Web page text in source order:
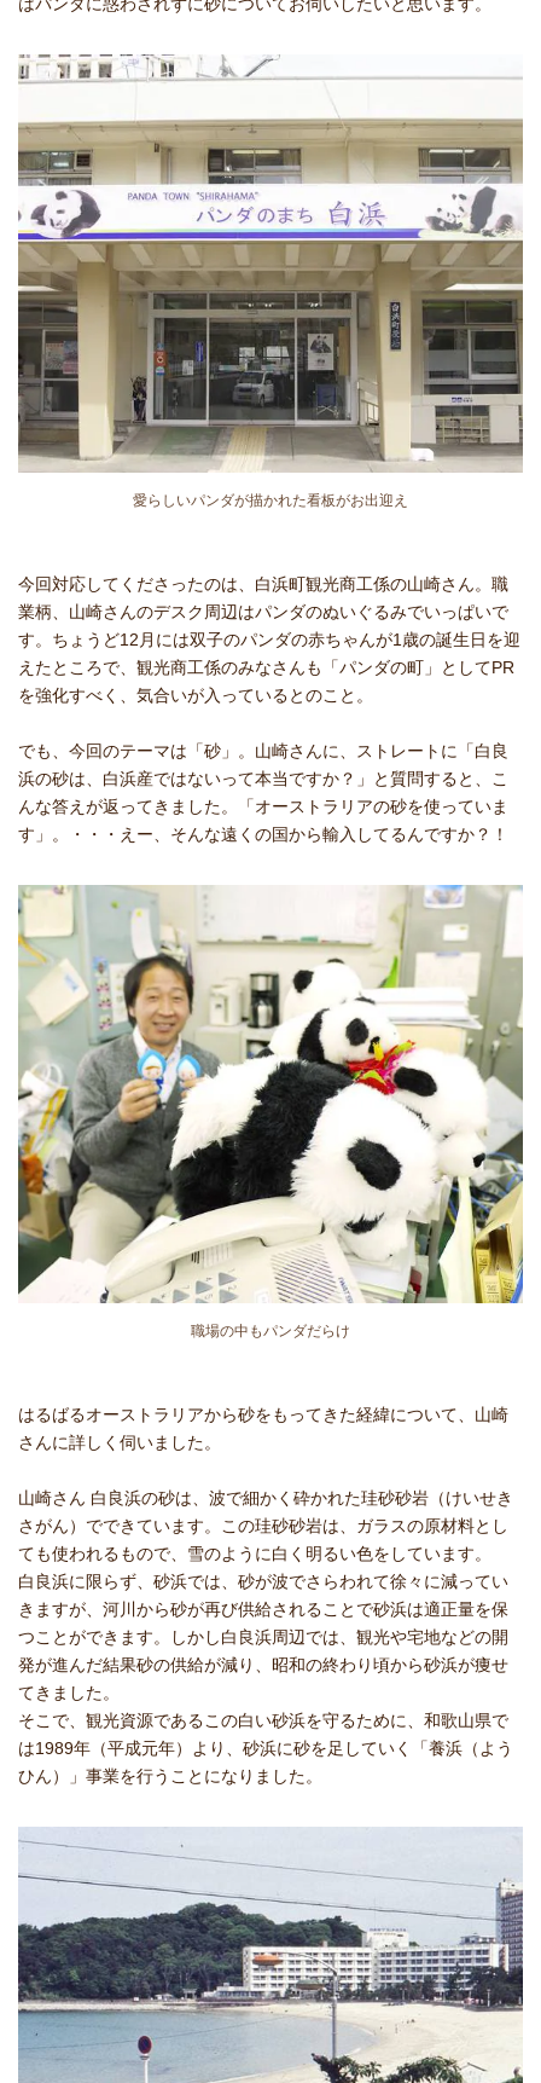
はパンダに惑わされずに砂についてお伺いしたいと思います。
愛らしいパンダが描かれた看板がお出迎え
今回対応してくださったのは、白浜町観光商工係の山崎さん。職
業柄、山崎さんのデスク周辺はパンダのぬいぐるみでいっぱいで
す。ちょうど12月には双子のパンダの赤ちゃんが1歳の誕生日を迎
えたところで、観光商工係のみなさんも「パンダの町」としてPR
を強化すべく、気合いが入っているとのこと。
でも、今回のテーマは「砂」。山崎さんに、ストレートに「白良
浜の砂は、白浜産ではないって本当ですか？」と質問すると、こ
んな答えが返ってきました。「オーストラリアの砂を使っていま
す」。・・・えー、そんな遠くの国から輸入してるんですか？！
職場の中もパンダだらけ
はるばるオーストラリアから砂をもってきた経緯について、山崎
さんに詳しく伺いました。
山崎さん 白良浜の砂は、波で細かく砕かれた珪砂砂岩（けいせき
さがん）でできています。この珪砂砂岩は、ガラスの原材料とし
ても使われるもので、雪のように白く明るい色をしています。
白良浜に限らず、砂浜では、砂が波でさらわれて徐々に減ってい
きますが、河川から砂が再び供給されることで砂浜は適正量を保
つことができます。しかし白良浜周辺では、観光や宅地などの開
発が進んだ結果砂の供給が減り、昭和の終わり頃から砂浜が痩せ
てきました。
そこで、観光資源であるこの白い砂浜を守るために、和歌山県で
は1989年（平成元年）より、砂浜に砂を足していく「養浜（よう
ひん）」事業を行うことになりました。